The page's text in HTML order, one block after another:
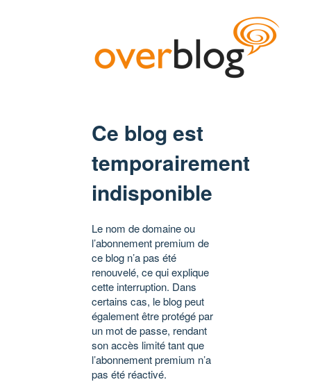
Ce blog est
temporairement
indisponible
Le nom de domaine ou
l’abonnement premium de
ce blog n’a pas été
renouvelé, ce qui explique
cette interruption. Dans
certains cas, le blog peut
également être protégé par
un mot de passe, rendant
son accès limité tant que
l’abonnement premium n’a
pas été réactivé.